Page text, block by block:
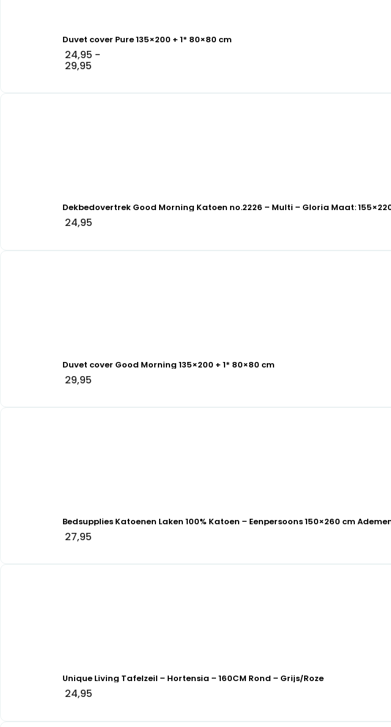
Duvet cover Pure 135×200 + 1* 80×80 cm
24,95 -
29,95
Dekbedovertrek Good Morning Katoen no.2226 – Multi – Gloria Maat:
24,95
Duvet cover Good Morning 135×200 + 1* 80×80 cm
29,95
Bedsupplies Katoenen Laken 100% Katoen – Eenpersoons 150×260 cm
27,95
Unique Living Tafelzeil – Hortensia – 160CM Rond – Grijs/Roze
24,95